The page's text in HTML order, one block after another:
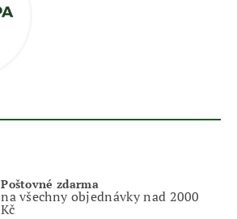
Poštovné zdarma
na všechny objednávky nad 2000
Kč